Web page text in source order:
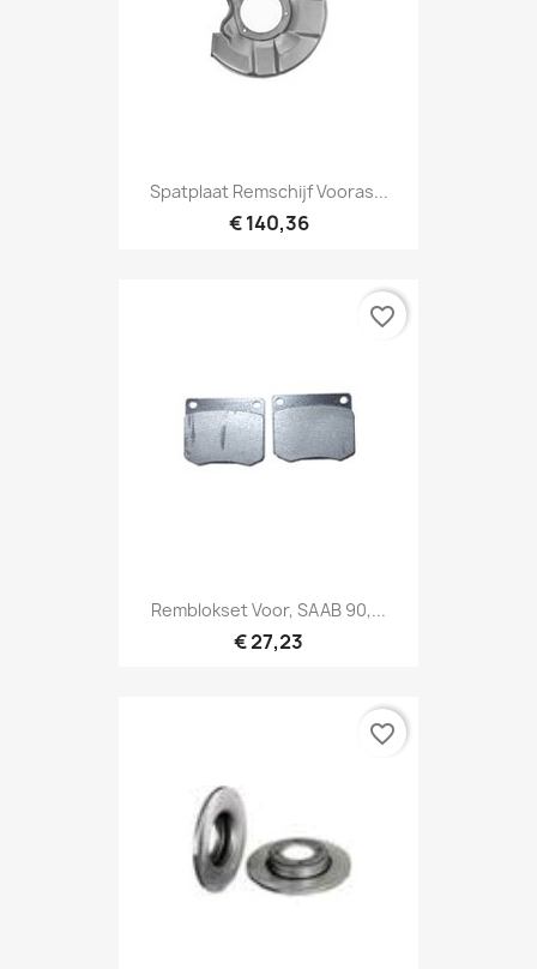
Spatplaat Remschijf Vooras...
€ 140,36
Remblokset Voor, SAAB 90,...
€ 27,23
favorite_border
favorite_border